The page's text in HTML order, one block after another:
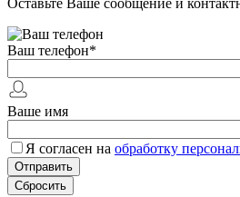
Оставьте Ваше сообщение и
Ваш телефон*
Ваше имя
Я согласен на обработку